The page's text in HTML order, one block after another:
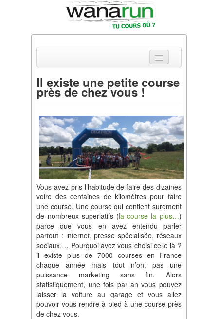
Actualités
Parcours & Courses
Outils & Réseaux
Il existe une petite course
près de chez vous !
Vous avez pris l’habitude de faire des dizaines
voire des centaines de kilomètres pour faire
une course. Une course qui contient surement
de nombreux superlatifs (la course la plus…)
parce que vous en avez entendu parler
partout : internet, presse spécialisée, réseaux
sociaux,… Pourquoi avez vous choisi celle là ?
il existe plus de 7000 courses en France
chaque année mais tout n’ont pas une
puissance marketing sans fin. Alors
statistiquement, une fois par an vous pouvez
laisser la voiture au garage et vous allez
pouvoir vous rendre à pied à une course près
de chez vous.